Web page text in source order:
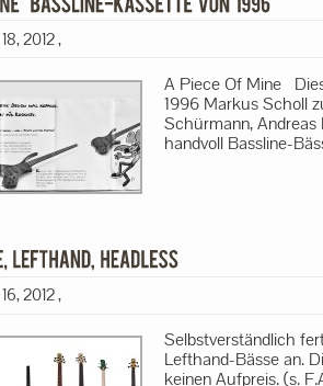
2012,
A Piece Of Mine
1996 Markus Scholl
Schürmann,
handvoll Bassline-
2012,
Selbstverständlich
Lefthand-Bässe an.
keinen Aufpreis. (s.